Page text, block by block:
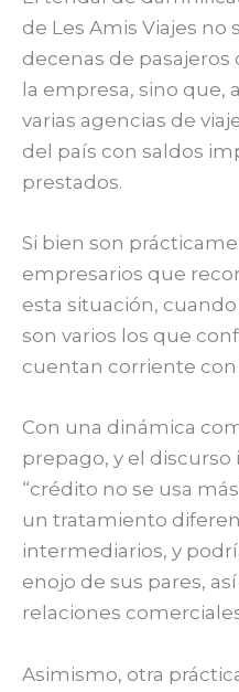
de Les Amis Viajes
decenas de
la empresa, sino que,
varias agencias de
del país con saldos
prestados.
Si bien son
empresarios que
esta situación,
son varios los que
cuentan corriente con
Con una dinámica
prepago, y el
“crédito no se usa
un tratamiento
intermediarios, y
enojo de sus pares,
relaciones
Asimismo, otra